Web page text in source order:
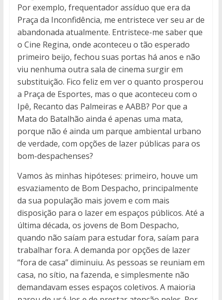
Por exemplo, frequentador assíduo que era da
Praça da Inconfidência, me entristece ver seu ar de
abandonada atualmente. Entristece-me saber que
o Cine Regina, onde aconteceu o tão esperado
primeiro beijo, fechou suas portas há anos e não
viu nenhuma outra sala de cinema surgir em
substituição. Fico feliz em ver o quanto prosperou
a Praça de Esportes, mas o que aconteceu com o
Ipê, Recanto das Palmeiras e AABB? Por que a
Mata do Batalhão ainda é apenas uma mata,
porque não é ainda um parque ambiental urbano
de verdade, com opções de lazer públicas para os
bom-despachenses?
Vamos às minhas hipóteses: primeiro, houve um
esvaziamento de Bom Despacho, principalmente
da sua população mais jovem e com mais
disposição para o lazer em espaços públicos. Até a
última década, os jovens de Bom Despacho,
quando não saíam para estudar fora, saíam para
trabalhar fora. A demanda por opções de lazer
“fora de casa” diminuiu. As pessoas se reuniam em
casa, no sítio, na fazenda, e simplesmente não
demandavam esses espaços coletivos. A maioria